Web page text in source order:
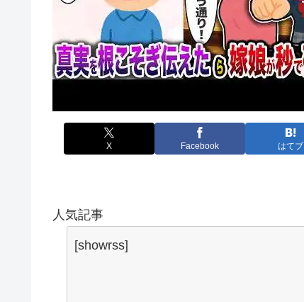
X Facebook はてブ
人気記事
[showrss]